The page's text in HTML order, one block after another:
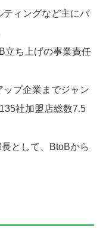
ティングなど主にバ
立ち上げの事業責任
プ企業までジャン
社加盟店総数7.5
として、BtoBから